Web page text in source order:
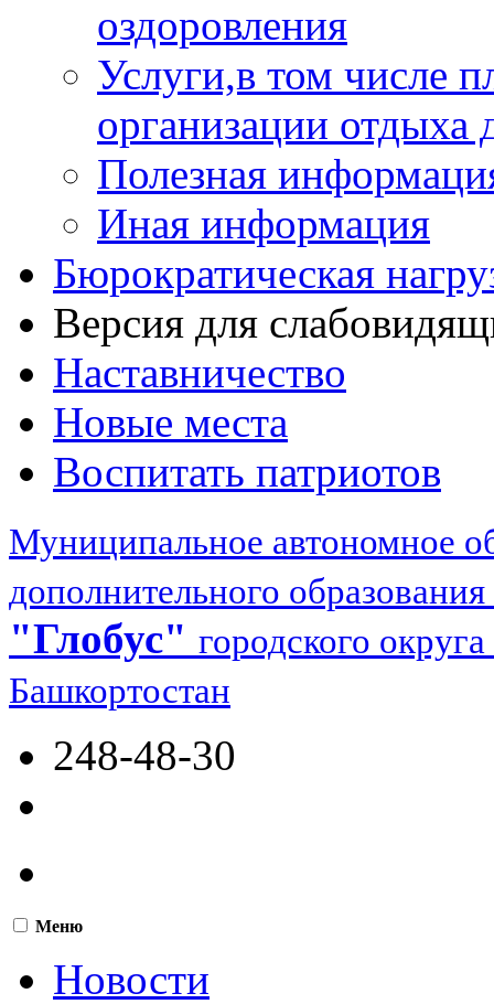
оздоровления
Услуги,в том числе
организации отдыха
Полезная
Иная информация
Бюрократическая
Версия для
Наставничество
Новые места
Воспитать патриотов
Муниципальное автономное
дополнительного образования
"Глобус" городского
Башкортостан
248-48-30
Меню
Новости